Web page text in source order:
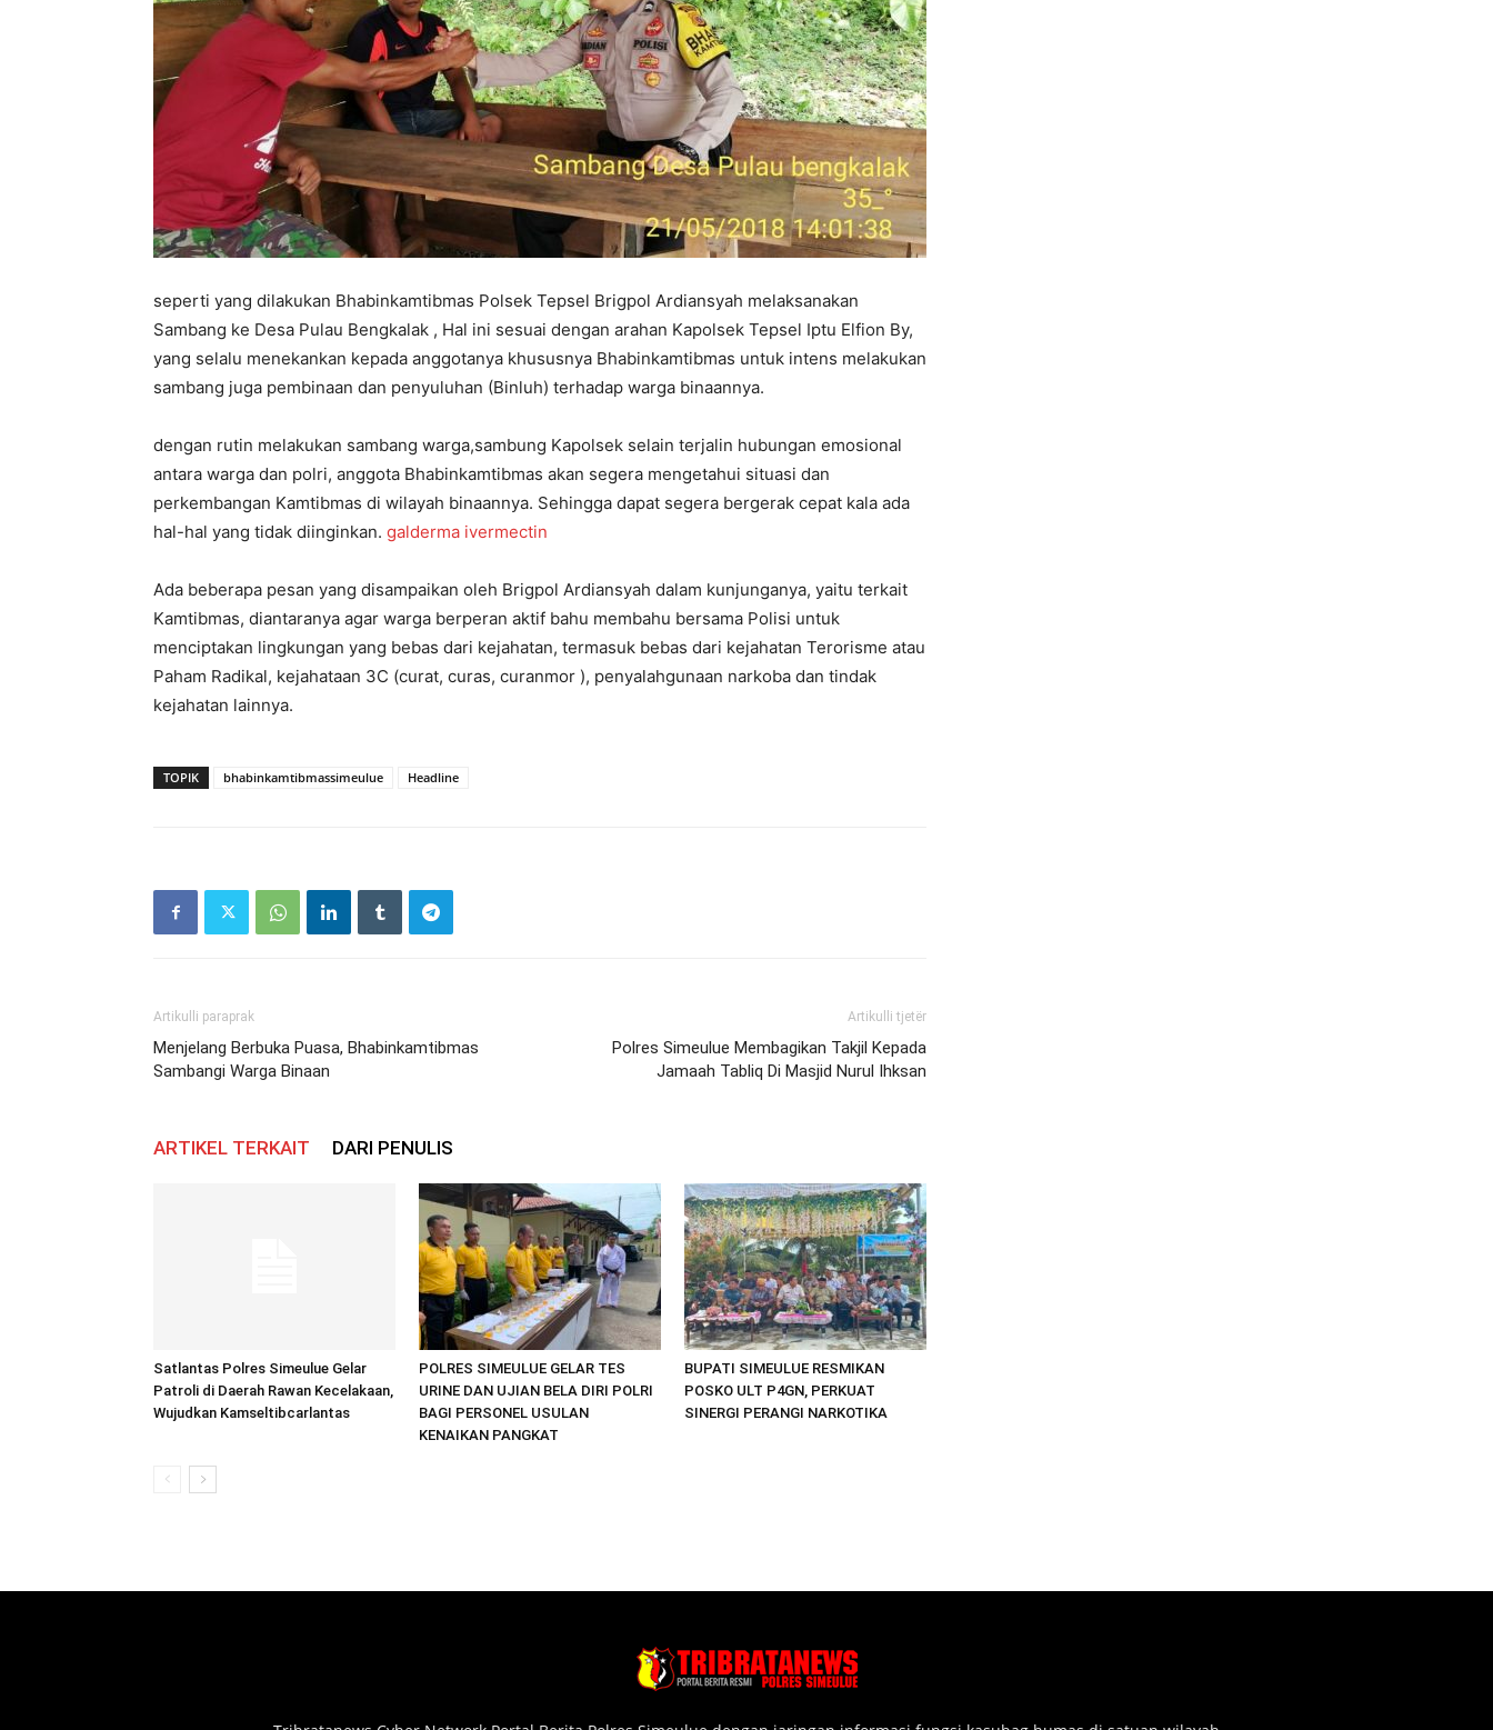
seperti yang dilakukan Bhabinkamtibmas Polsek Tepsel Brigpol Ardiansyah melaksanakan
Sambang ke Desa Pulau Bengkalak , Hal ini sesuai dengan arahan Kapolsek Tepsel Iptu Elfion By,
yang selalu menekankan kepada anggotanya khususnya Bhabinkamtibmas untuk intens melakukan
sambang juga pembinaan dan penyuluhan (Binluh) terhadap warga binaannya.
dengan rutin melakukan sambang warga,sambung Kapolsek selain terjalin hubungan emosional
antara warga dan polri, anggota Bhabinkamtibmas akan segera mengetahui situasi dan
perkembangan Kamtibmas di wilayah binaannya. Sehingga dapat segera bergerak cepat kala ada
hal-hal yang tidak diinginkan. galderma ivermectin
Ada beberapa pesan yang disampaikan oleh Brigpol Ardiansyah dalam kunjunganya, yaitu terkait
Kamtibmas, diantaranya agar warga berperan aktif bahu membahu bersama Polisi untuk
menciptakan lingkungan yang bebas dari kejahatan, termasuk bebas dari kejahatan Terorisme atau
Paham Radikal, kejahataan 3C (curat, curas, curanmor ), penyalahgunaan narkoba dan tindak
kejahatan lainnya.
TOPIK bhabinkamtibmassimeulue Headline
Artikulli paraprak
Menjelang Berbuka Puasa, Bhabinkamtibmas
Sambangi Warga Binaan
Artikulli tjetër
Polres Simeulue Membagikan Takjil Kepada
Jamaah Tabliq Di Masjid Nurul Ihksan
ARTIKEL TERKAIT DARI PENULIS
Satlantas Polres Simeulue Gelar
Patroli di Daerah Rawan Kecelakaan,
Wujudkan Kamseltibcarlantas
POLRES SIMEULUE GELAR TES
URINE DAN UJIAN BELA DIRI POLRI
BAGI PERSONEL USULAN
KENAIKAN PANGKAT
BUPATI SIMEULUE RESMIKAN
POSKO ULT P4GN, PERKUAT
SINERGI PERANGI NARKOTIKA